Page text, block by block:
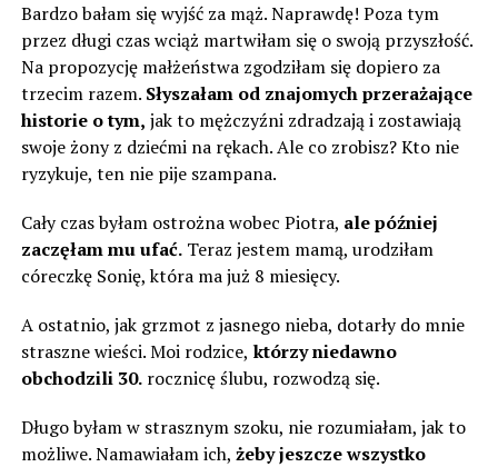
Bardzo bałam się wyjść za mąż. Naprawdę! Poza tym
przez długi czas wciąż martwiłam się o swoją przyszłość.
Na propozycję małżeństwa zgodziłam się dopiero za
trzecim razem. Słyszałam od znajomych przerażające
historie o tym, jak to mężczyźni zdradzają i zostawiają
swoje żony z dziećmi na rękach. Ale co zrobisz? Kto nie
ryzykuje, ten nie pije szampana.
Cały czas byłam ostrożna wobec Piotra, ale później
zaczęłam mu ufać.Teraz jestem mamą, urodziłam
córeczkę Sonię, która ma już 8 miesięcy.
A ostatnio, jak grzmot z jasnego nieba, dotarły do mnie
straszne wieści. Moi rodzice, którzy niedawno
obchodzili 30.rocznicę ślubu, rozwodzą się.
Długo byłam w strasznym szoku, nie rozumiałam, jak to
możliwe. Namawiałam ich, żeby jeszcze wszystko